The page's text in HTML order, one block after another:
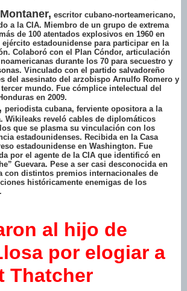
escritor cubano-norteamericano,
a la CIA. Miembro de un grupo de extrema
de 100 atentados explosivos en 1960 en
estadounidense para participar en la
Colaboró con el Plan Cóndor, articulación
durante los 70 para secuestro y
Vinculado con el partido salvadoreño
del asesinato del arzobispo Arnulfo Romero y
mundo. Fue cómplice intelectual del
en 2009.
periodista cubana, ferviente opositora a la
Wikileaks reveló cables de diplomáticos
que se plasma su vinculación con los
estadounidenses. Recibida en la Casa
estadounidense en Washington. Fue
por el agente de la CIA que identificó en
Guevara. Pese a ser casi desconocida en
con distintos premios internacionales de
históricamente enemigas de los
al hijo de
por elogiar a
Thatcher